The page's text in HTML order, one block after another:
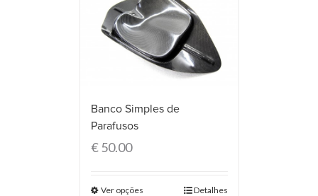
Banco Simples de
Parafusos
€50.00
Ver opções Detalhes